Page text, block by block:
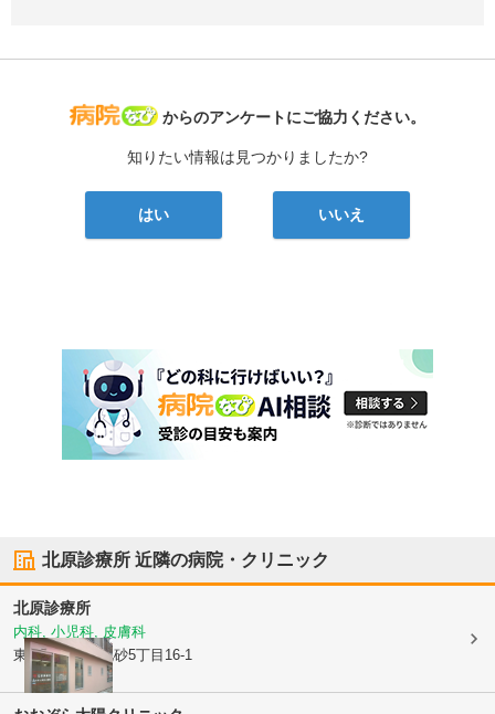
病院なび
からのアンケートにご協力ください。
知りたい情報は見つかりましたか?
はい いいえ
北原診療所 近隣の病院・クリニック
北原診療所
内科, 小児科, 皮膚科
東京都江東区北砂5丁目16-1